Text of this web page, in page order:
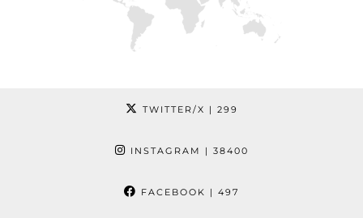
TWITTER/X | 299
INSTAGRAM | 38400
FACEBOOK | 497